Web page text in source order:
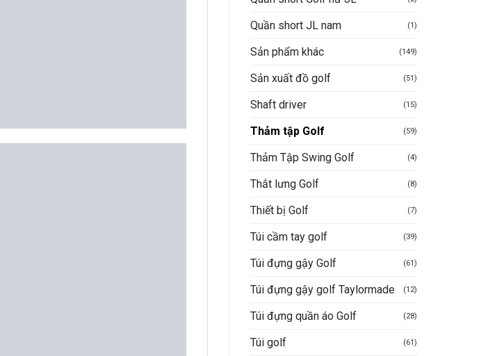
Quần short JL nam (1)
Sản phẩm khác (149)
Sản xuất đồ golf (51)
Shaft driver (15)
Thảm tập Golf (59)
Thảm Tập Swing Golf (4)
Thắt lưng Golf (8)
Thiết bị Golf (7)
Túi cầm tay golf (39)
Túi đựng gậy Golf (61)
Túi đựng gậy golf Taylormade (12)
Túi đựng quần áo Golf (28)
Túi golf (61)